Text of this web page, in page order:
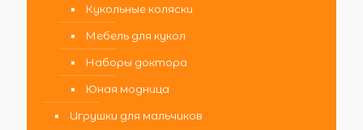
Кукольные коляски
Мебель для кукол
Наборы доктора
Юная модница
Игрушки для мальчиков